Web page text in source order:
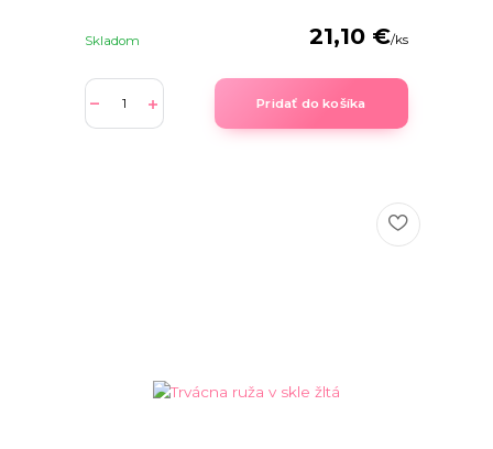
21,10 €/ks
Skladom
Pridať do košíka